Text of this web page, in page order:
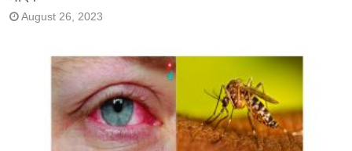
August 26, 2023